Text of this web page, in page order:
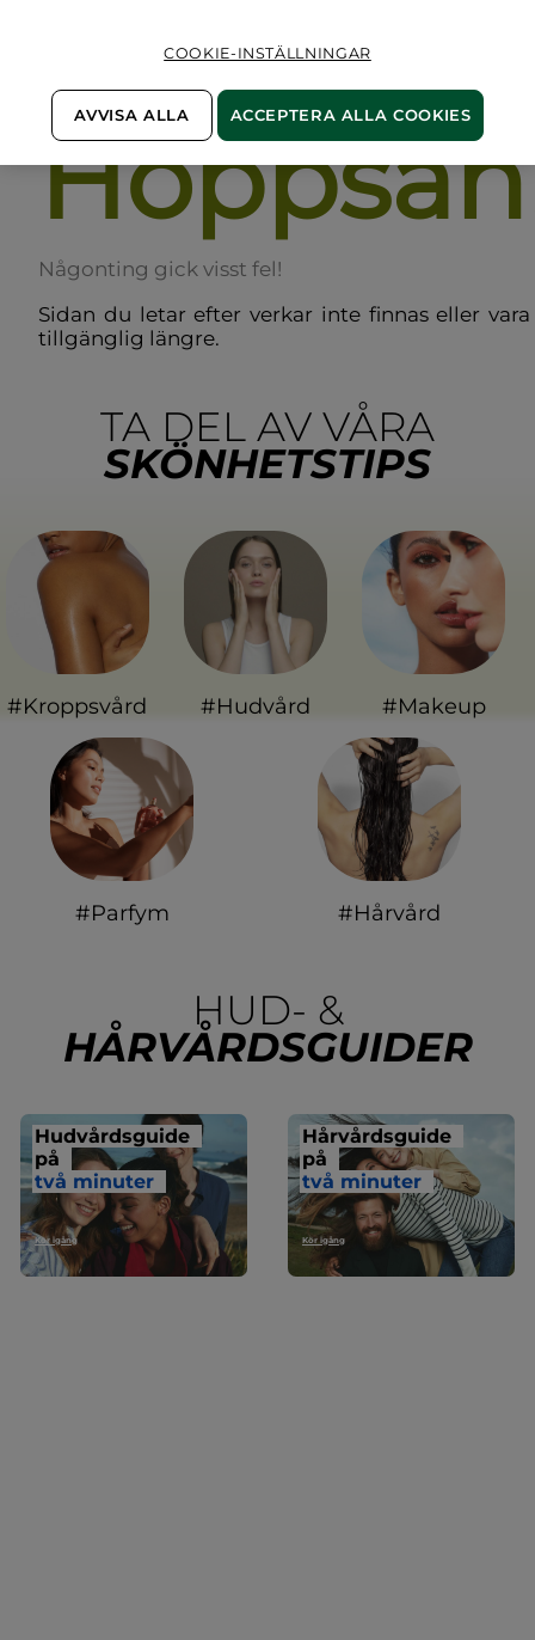
Någonting gick visst fel!
Sidan du letar efter verkar inte finnas eller vara
tillgänglig längre.
TA DEL AV VÅRA
SKÖNHETSTIPS
#Kroppsvård #Hudvård #Makeup
#Parfym #Hårvård
HUD- &
HÅRVÅRDSGUIDER
Hudvårdsguide
på
två minuter
Kör igång
Hårvårdsguide
på
två minuter
Kör igång
COOKIE-INSTÄLLNINGAR
AVVISA ALLA ACCEPTERA ALLA COOKIES